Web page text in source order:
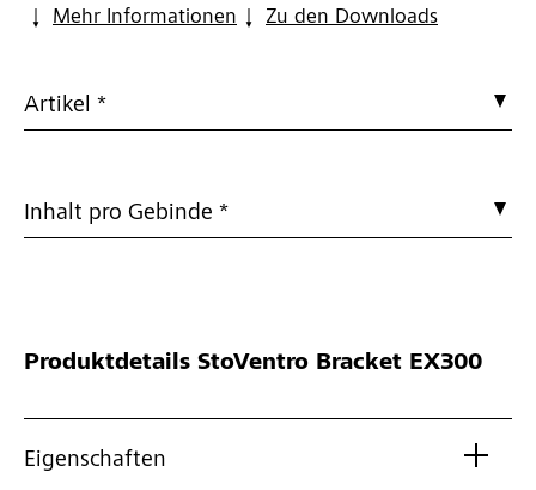
Mehr Informationen
Zu den Downloads
Artikel *
Inhalt pro Gebinde *
Produktdetails StoVentro Bracket EX300
Eigenschaften